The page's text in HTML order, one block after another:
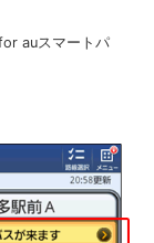
auスマートパ